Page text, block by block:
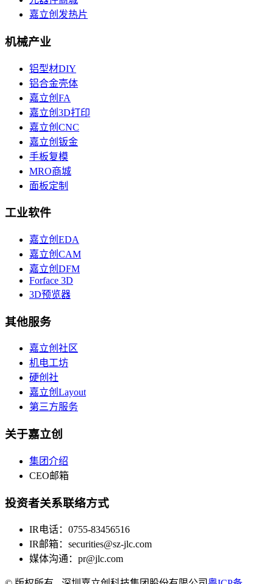
嘉立创发热片
机械产业
铝型材DIY
铝合金壳体
嘉立创FA
嘉立创3D打印
嘉立创CNC
嘉立创钣金
手板复模
MRO商城
面板定制
工业软件
嘉立创EDA
嘉立创CAM
嘉立创DFM
Forface 3D
3D预览器
其他服务
嘉立创社区
机电工坊
硬创社
嘉立创Layout
第三方服务
关于嘉立创
集团介绍
CEO邮箱
投资者关系联络方式
IR电话：0755-83456516
IR邮箱：securities@sz-jlc.com
媒体沟通：pr@jlc.com